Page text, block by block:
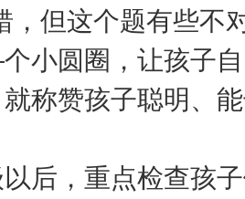
，但这个题有些不
小圆圈，让孩子
称赞孩子聪明、
，重点检查孩子